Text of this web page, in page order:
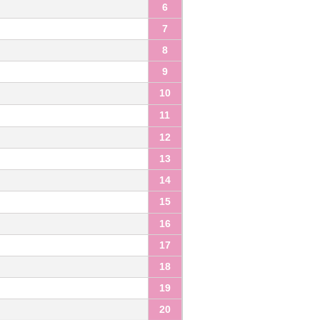
6
7
8
9
10
11
12
13
14
15
16
17
18
19
20